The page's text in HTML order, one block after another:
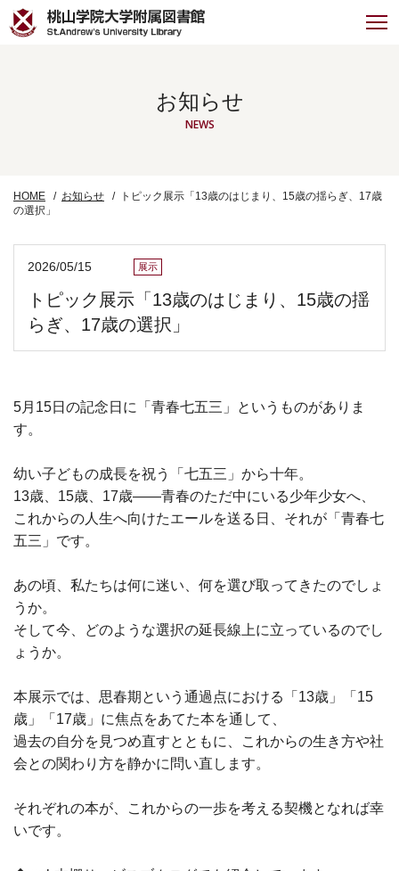
お知らせ
NEWS
HOME お知らせ
トピック展示「13歳のはじまり、15歳の揺らぎ、17歳
の選択」
2026/05/15 展示
トピック展示「13歳のはじまり、15歳の揺
らぎ、17歳の選択」
5月15日の記念日に「青春七五三」というものがありま
す。
幼い子どもの成長を祝う「七五三」から十年。
13歳、15歳、17歳——青春のただ中にいる少年少女へ、
これからの人生へ向けたエールを送る日、それが「青春七
五三」です。
あの頃、私たちは何に迷い、何を選び取ってきたのでしょ
うか。
そして今、どのような選択の延長線上に立っているのでし
ょうか。
本展示では、思春期という通過点における「13歳」「15
歳」「17歳」に焦点をあてた本を通して、
過去の自分を見つめ直すとともに、これからの生き方や社
会との関わり方を静かに問い直します。
それぞれの本が、これからの一歩を考える契機となれば幸
いです。